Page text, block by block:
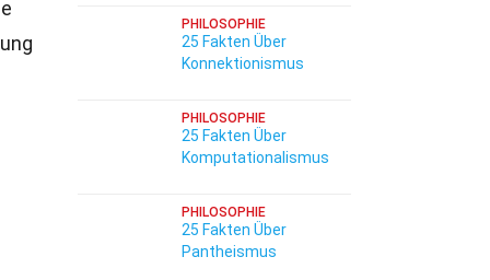
PHILOSOPHIE
25 Fakten Über
Konnektionismus
PHILOSOPHIE
25 Fakten Über
Komputationalismus
PHILOSOPHIE
25 Fakten Über
Pantheismus